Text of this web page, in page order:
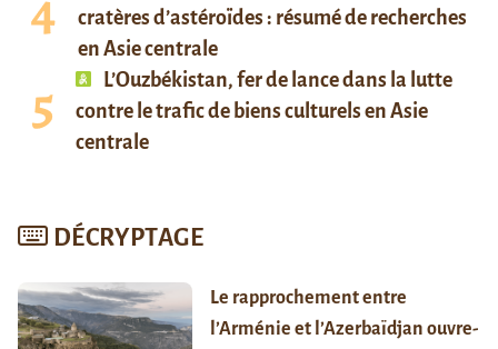
cratères d’astéroïdes : résumé de recherches
en Asie centrale
L’Ouzbékistan, fer de lance dans la lutte
contre le trafic de biens culturels en Asie
centrale
DÉCRYPTAGE
Le rapprochement entre
l’Arménie et l’Azerbaïdjan ouvre-